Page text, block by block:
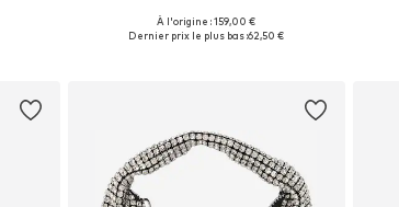
Tailles disponibles: 32, 34, 36
À l'origine : 159,00 €
Dernier prix le plus bas :62,50 €